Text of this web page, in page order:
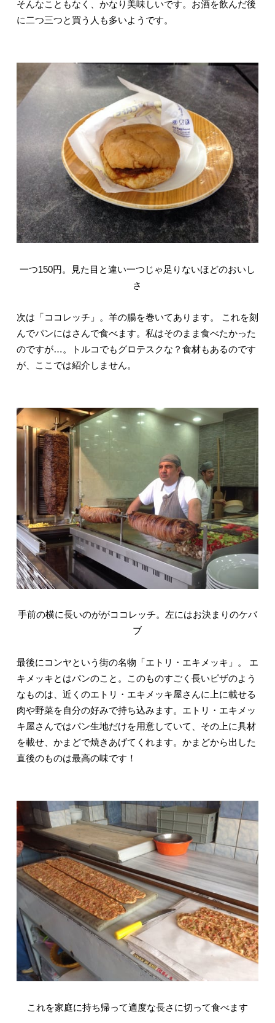
そんなこともなく、かなり美味しいです。お酒を飲んだ後
に二つ三つと買う人も多いようです。
一つ150円。見た目と違い一つじゃ足りないほどのおいし
さ
次は「ココレッチ」。羊の腸を巻いてあります。 これを刻
んでパンにはさんで食べます。私はそのまま食べたかった
のですが…。トルコでもグロテスクな？食材もあるのです
が、ここでは紹介しません。
手前の横に長いのががココレッチ。左にはお決まりのケバ
ブ
最後にコンヤという街の名物「エトリ・エキメッキ」。 エ
キメッキとはパンのこと。このものすごく長いピザのよう
なものは、近くのエトリ・エキメッキ屋さんに上に載せる
肉や野菜を自分の好みで持ち込みます。エトリ・エキメッ
キ屋さんではパン生地だけを用意していて、その上に具材
を載せ、かまどで焼きあげてくれます。かまどから出した
直後のものは最高の味です！
これを家庭に持ち帰って適度な長さに切って食べます